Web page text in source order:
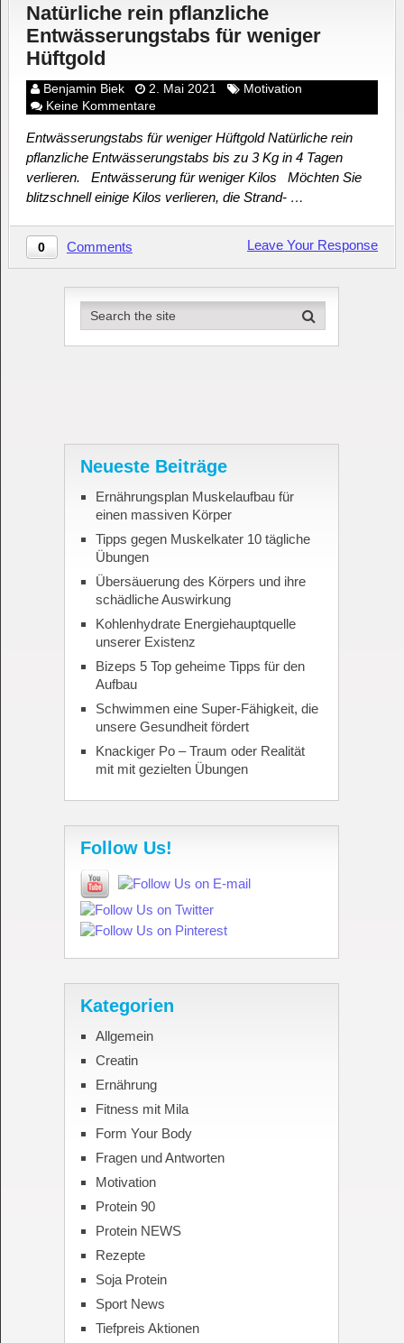
Natürliche rein pflanzliche
Entwässerungstabs für weniger
Hüftgold
Benjamin Biek 2. Mai 2021
Motivation
Keine Kommentare
Entwässerungstabs für weniger Hüftgold Natürliche rein
pflanzliche Entwässerungstabs bis zu 3 Kg in 4 Tagen
verlieren. Entwässerung für weniger Kilos Möchten Sie
blitzschnell einige Kilos verlieren, die Strand- …
0 Comments Leave Your Response
Neueste Beiträge
Ernährungsplan Muskelaufbau für
einen massiven Körper
Tipps gegen Muskelkater 10 tägliche
Übungen
Übersäuerung des Körpers und ihre
schädliche Auswirkung
Kohlenhydrate Energiehauptquelle
unserer Existenz
Bizeps 5 Top geheime Tipps für den
Aufbau
Schwimmen eine Super-Fähigkeit, die
unsere Gesundheit fördert
Knackiger Po – Traum oder Realität
mit mit gezielten Übungen
Follow Us!
Kategorien
Allgemein
Creatin
Ernährung
Fitness mit Mila
Form Your Body
Fragen und Antworten
Motivation
Protein 90
Protein NEWS
Rezepte
Soja Protein
Sport News
Tiefpreis Aktionen